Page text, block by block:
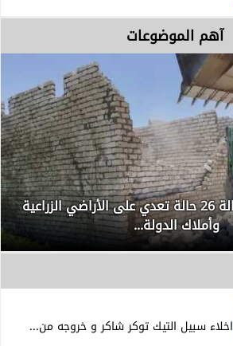
آهم الموضوعات
محافظ أسيوط : إزالة 26 حالة تعدي على الأراضي الزراعية
وأملاك الدولة...
اخلاء سبيل التيك توكر شاكر و خروجه من...